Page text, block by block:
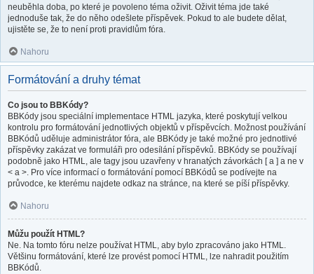
neuběhla doba, po které je povoleno téma oživit. Oživit téma jde také
jednoduše tak, že do něho odešlete příspěvek. Pokud to ale budete dělat,
ujistěte se, že to není proti pravidlům fóra.
Nahoru
Formátování a druhy témat
Co jsou to BBKódy?
BBKódy jsou speciální implementace HTML jazyka, které poskytují velkou
kontrolu pro formátování jednotlivých objektů v příspěvcích. Možnost používání
BBKódů uděluje administrátor fóra, ale BBKódy je také možné pro jednotlivé
příspěvky zakázat ve formuláři pro odesílání příspěvků. BBKódy se používají
podobně jako HTML, ale tagy jsou uzavřeny v hranatých závorkách [ a ] a ne v
< a >. Pro více informací o formátování pomocí BBKódů se podívejte na
průvodce, ke kterému najdete odkaz na stránce, na které se píší příspěvky.
Nahoru
Můžu použít HTML?
Ne. Na tomto fóru nelze používat HTML, aby bylo zpracováno jako HTML.
Většinu formátování, které lze provést pomocí HTML, lze nahradit použitím
BBKódů.